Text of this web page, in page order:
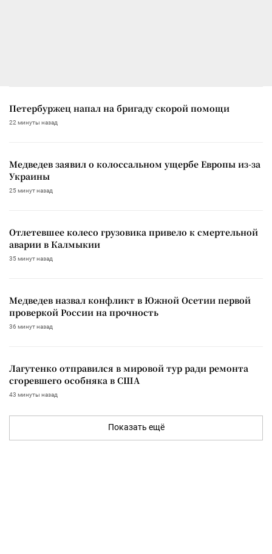
Петербуржец напал на бригаду скорой помощи
22 минуты назад
Медведев заявил о колоссальном ущербе Европы из-за
Украины
25 минут назад
Отлетевшее колесо грузовика привело к смертельной
аварии в Калмыкии
35 минут назад
Медведев назвал конфликт в Южной Осетии первой
проверкой России на прочность
36 минут назад
Лагутенко отправился в мировой тур ради ремонта
сгоревшего особняка в США
43 минуты назад
Показать ещё